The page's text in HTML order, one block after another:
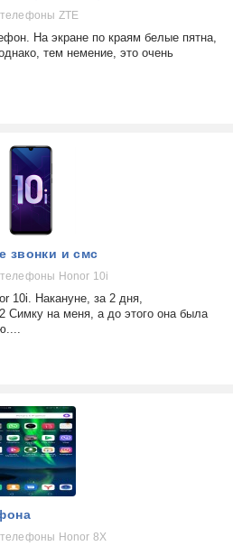
ZTE
На экране по краям белые пятна,
тем немение, это очень
звонки и смс
Honor 10i
10i. Накануне, за 2 дня,
Симку на меня, а до этого она была
Honor 8X